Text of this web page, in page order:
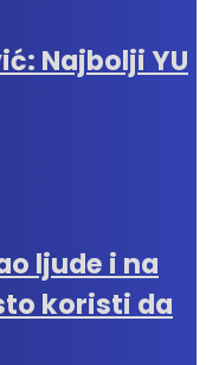
Najbolji YU
ljude i na
koristi da